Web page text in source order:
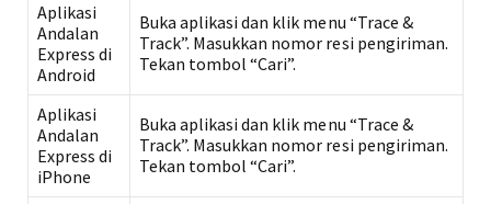
Aplikasi
Andalan
Express di
Android
Buka aplikasi dan klik menu “Trace &
Track”. Masukkan nomor resi pengiriman.
Tekan tombol “Cari”.
Aplikasi
Andalan
Express di
iPhone
Buka aplikasi dan klik menu “Trace &
Track”. Masukkan nomor resi pengiriman.
Tekan tombol “Cari”.